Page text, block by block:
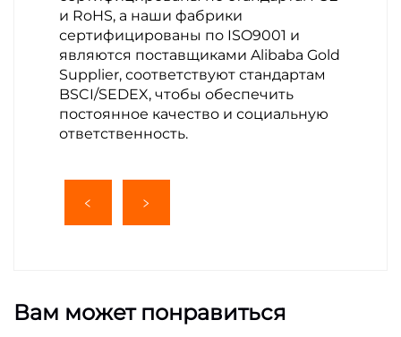
и RoHS, а наши фабрики
сертифицированы по ISO9001 и
являются поставщиками Alibaba Gold
Supplier, соответствуют стандартам
BSCI/SEDEX, чтобы обеспечить
постоянное качество и социальную
ответственность.
Вам может понравиться